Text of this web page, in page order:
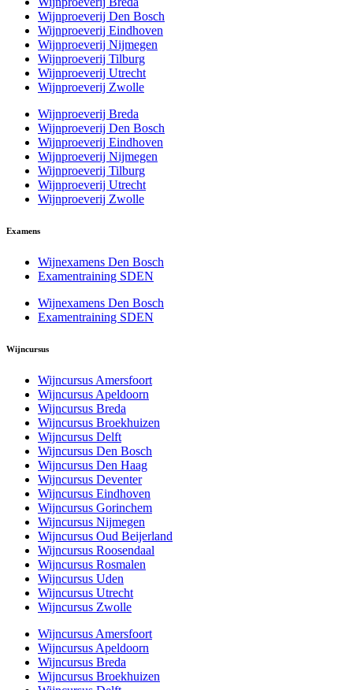
Wijnproeverij Den Bosch
Wijnproeverij Eindhoven
Wijnproeverij Nijmegen
Wijnproeverij Tilburg
Wijnproeverij Utrecht
Wijnproeverij Zwolle
Wijnproeverij Breda
Wijnproeverij Den Bosch
Wijnproeverij Eindhoven
Wijnproeverij Nijmegen
Wijnproeverij Tilburg
Wijnproeverij Utrecht
Wijnproeverij Zwolle
Examens
Wijnexamens Den Bosch
Examentraining SDEN
Wijnexamens Den Bosch
Examentraining SDEN
Wijncursus
Wijncursus Amersfoort
Wijncursus Apeldoorn
Wijncursus Breda
Wijncursus Broekhuizen
Wijncursus Delft
Wijncursus Den Bosch
Wijncursus Den Haag
Wijncursus Deventer
Wijncursus Eindhoven
Wijncursus Gorinchem
Wijncursus Nijmegen
Wijncursus Oud Beijerland
Wijncursus Roosendaal
Wijncursus Rosmalen
Wijncursus Uden
Wijncursus Utrecht
Wijncursus Zwolle
Wijncursus Amersfoort
Wijncursus Apeldoorn
Wijncursus Breda
Wijncursus Broekhuizen